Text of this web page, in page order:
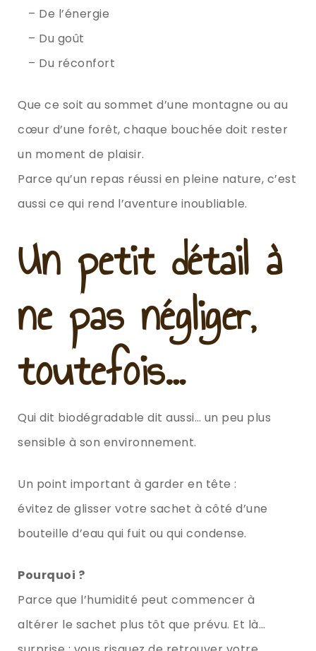
– De l’énergie
– Du goût
– Du réconfort
Que ce soit au sommet d’une montagne ou au
cœur d’une forêt, chaque bouchée doit rester
un moment de plaisir.
Parce qu’un repas réussi en pleine nature, c’est
aussi ce qui rend l’aventure inoubliable.
Un petit détail à
ne pas négliger,
toutefois…
Qui dit biodégradable dit aussi… un peu plus
sensible à son environnement.
Un point important à garder en tête :
évitez de glisser votre sachet à côté d’une
bouteille d’eau qui fuit ou qui condense.
Pourquoi ?
Parce que l’humidité peut commencer à
altérer le sachet plus tôt que prévu. Et là…